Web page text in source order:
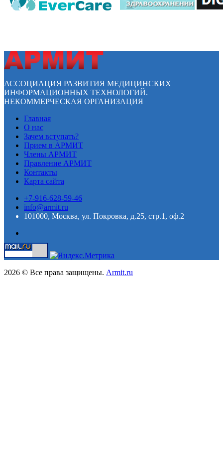
АССОЦИАЦИЯ РАЗВИТИЯ МЕДИЦИНСКИХ
ИНФОРМАЦИОННЫХ ТЕХНОЛОГИЙ.
НЕКОММЕРЧЕСКАЯ ОРГАНИЗАЦИЯ
Главная
О нас
Зачем вступать?
Прием в АРМИТ
Члены АРМИТ
Правление АРМИТ
Контакты
Карта сайта
+7-916-628-59-46
info@armit.ru
101000, Москва, ул. Покровка, д.25, стр.1, оф.2
2026 © Все права защищены. Armit.ru